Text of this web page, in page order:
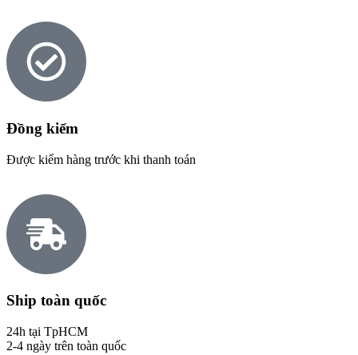
Đồng kiểm
Được kiểm hàng trước khi thanh toán
Ship toàn quốc
24h tại TpHCM
2-4 ngày trên toàn quốc